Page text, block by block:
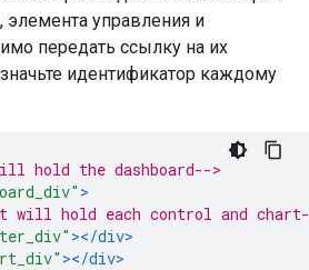
элемента управления и
передать ссылку на их
идентификатор каждому
hold the dashboard-->
>
will hold each control and
></div>
></div>